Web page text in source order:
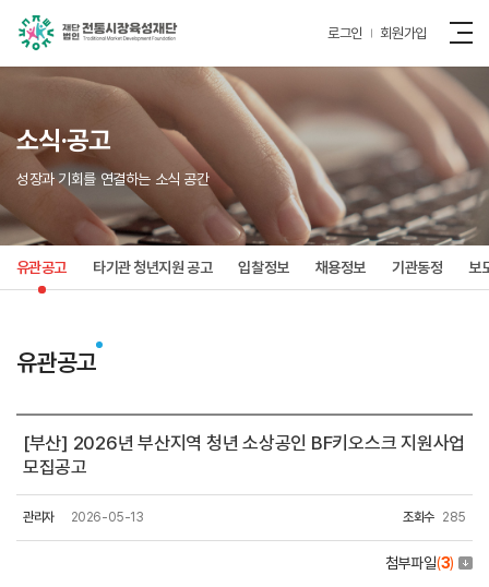
로그인 회원가입
소식·공고
성장과 기회를 연결하는 소식 공간
유관공고 타기관 청년지원 공고 입찰정보 채용정보 기관동정 보
유관공고
[부산] 2026년 부산지역 청년 소상공인 BF키오스크 지원사업
모집공고
관리자 2026-05-13 조회수 285
첨부파일(3)